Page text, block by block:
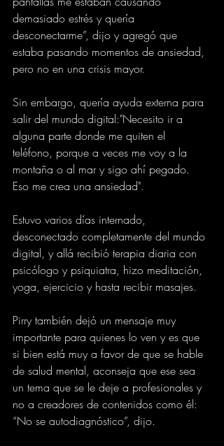
demasiado estrés y quería
desconectarme”, dijo y agregó que
estaba pasando momentos de ansiedad,
pero no en una crisis mayor.
Sin embargo, quería ayuda externa para
salir del mundo digital:"Necesito ir a
alguna parte donde me quiten el
teléfono, porque a veces me voy a la
montaña o al mar y sigo ahí pegado.
Eso me crea una ansiedad".
Estuvo varios días internado,
desconectado completamente del mundo
digital, y allá recibió terapia diaria con
psicólogo y psiquiatra, hizo meditación,
yoga, ejercicio y hasta recibir masajes.
Pirry también dejó un mensaje muy
importante para quienes lo ven y es que
si bien está muy a favor de que se hable
de salud mental, aconseja que ese sea
un tema que se le deje a profesionales y
no a creadores de contenidos como él:
“No se autodiagnóstico”, dijo.